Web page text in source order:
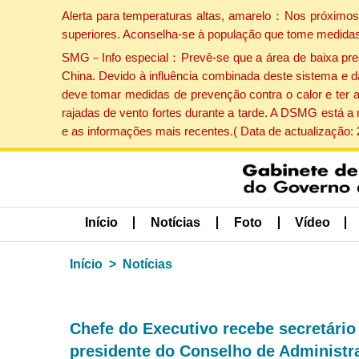
Alerta para temperaturas altas, amarelo：Nos
superiores. Aconselha-se à população que tome
SMG－Info especial：Prevê-se que a área de baixa
China. Devido à influência combinada deste sistema e
deve tomar medidas de prevenção contra o calor e ter
rajadas de vento fortes durante a tarde. A DSMG está
e as informações mais recentes.( Data de actualização:
Início Notícias Foto Vídeo
Início Notícias
Chefe do Executivo recebe
presidente do Conselho de